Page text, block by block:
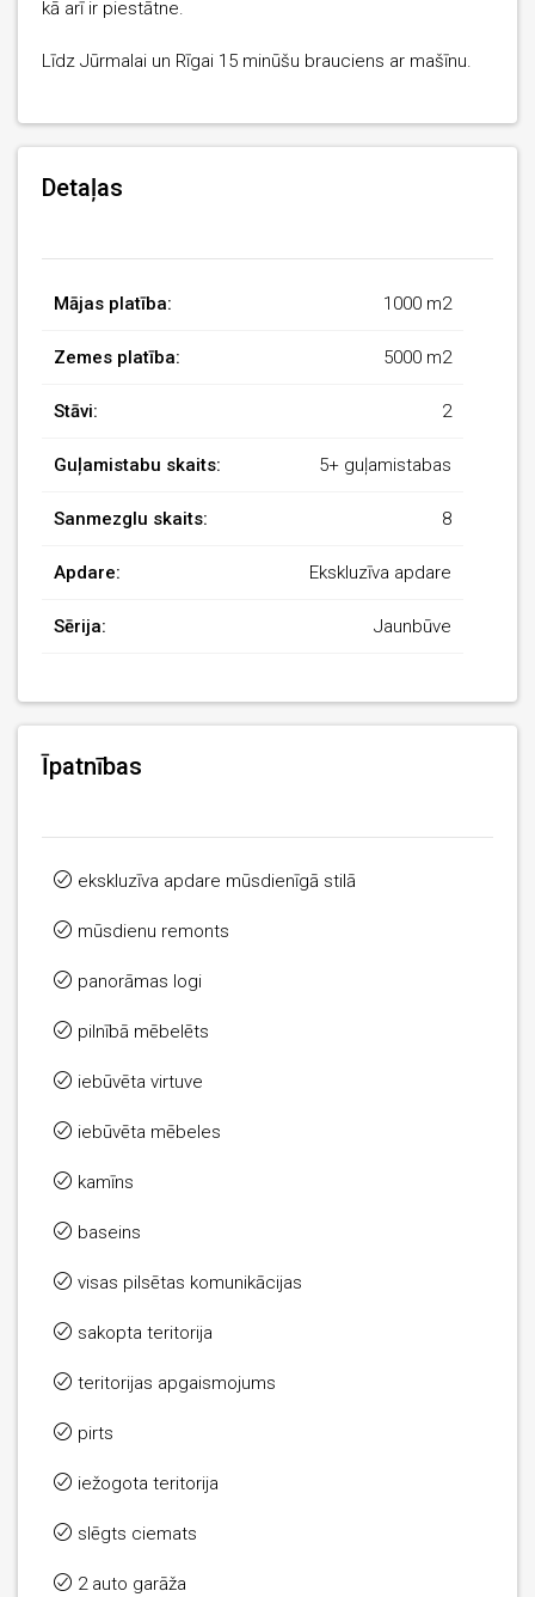
kā arī ir piestātne.
Līdz Jūrmalai un Rīgai 15 minūšu brauciens ar mašīnu.
Detaļas
Mājas platība: 1000 m2
Zemes platība: 5000 m2
Stāvi: 2
Guļamistabu skaits: 5+ guļamistabas
Sanmezglu skaits: 8
Apdare: Ekskluzīva apdare
Sērija: Jaunbūve
Īpatnības
ekskluzīva apdare mūsdienīgā stilā
mūsdienu remonts
panorāmas logi
pilnībā mēbelēts
iebūvēta virtuve
iebūvēta mēbeles
kamīns
baseins
visas pilsētas komunikācijas
sakopta teritorija
teritorijas apgaismojums
pirts
iežogota teritorija
slēgts ciemats
2 auto garāža